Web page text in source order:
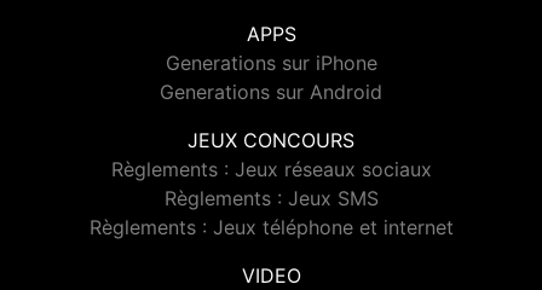
APPS
Generations sur iPhone
Generations sur Android
JEUX CONCOURS
Règlements : Jeux réseaux sociaux
Règlements : Jeux SMS
Règlements : Jeux téléphone et internet
VIDEO